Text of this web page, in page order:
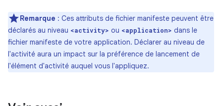
Remarque : Ces attributs de fichier manifeste peuvent être
déclarés au niveau <activity> ou <application> dans le
fichier manifeste de votre application. Déclarer au niveau de
l'activité aura un impact sur la préférence de lancement de
l'élément d'activité auquel vous l'appliquez.